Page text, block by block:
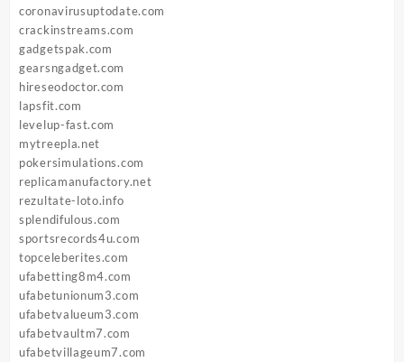
coronavirusuptodate.com
crackinstreams.com
gadgetspak.com
gearsngadget.com
hireseodoctor.com
lapsfit.com
levelup-fast.com
mytreepla.net
pokersimulations.com
replicamanufactory.net
rezultate-loto.info
splendifulous.com
sportsrecords4u.com
topceleberites.com
ufabetting8m4.com
ufabetunionum3.com
ufabetvalueum3.com
ufabetvaultm7.com
ufabetvillageum7.com